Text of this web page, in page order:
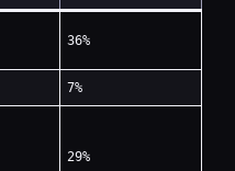
36%
7%
29%